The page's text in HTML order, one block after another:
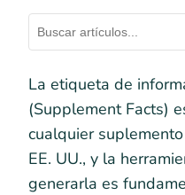
La etiqueta de
(Supplement Facts)
cualquier
EE. UU., y la
generarla es